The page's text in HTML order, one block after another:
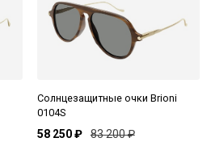
Солнцезащитные очки Brioni
0104S
58 250 ₽ 83 200 ₽